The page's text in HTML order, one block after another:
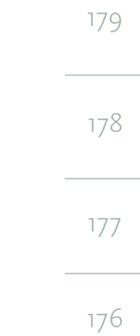
179
178
177
176